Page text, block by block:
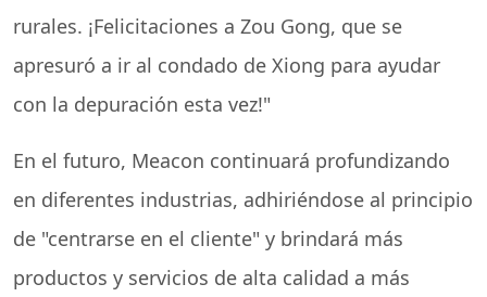
rurales. ¡Felicitaciones a Zou Gong, que se
apresuró a ir al condado de Xiong para ayudar
con la depuración esta vez!"
En el futuro, Meacon continuará profundizando
en diferentes industrias, adhiriéndose al principio
de "centrarse en el cliente" y brindará más
productos y servicios de alta calidad a más